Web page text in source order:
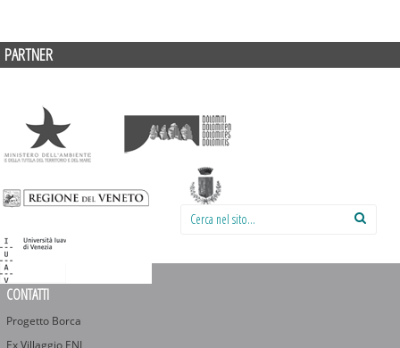
PARTNER
Cerca nel sito:
CONTATTI
Progetto Borca
Ex Villaggio ENI